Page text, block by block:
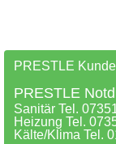
PRESTLE
PRESTLE
Sanitär Tel.
Heizung Tel.
Kälte/Klima Tel.